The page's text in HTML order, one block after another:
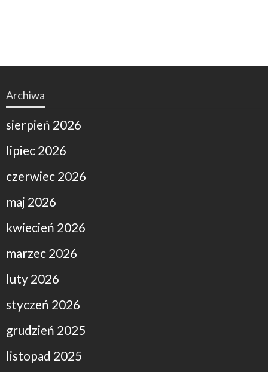
Archiwa
sierpień 2026
lipiec 2026
czerwiec 2026
maj 2026
kwiecień 2026
marzec 2026
luty 2026
styczeń 2026
grudzień 2025
listopad 2025